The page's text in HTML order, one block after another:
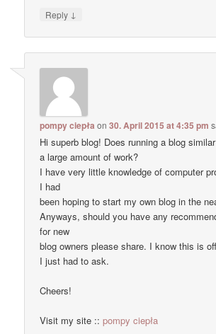
Reply ↓
pompy ciepła on30. April 2015 at 4:35 pm
Hi superb blog! Does running a blog
a large amount of work?
I have very little knowledge of computer
I had
been hoping to start my own blog in the
Anyways, should you have any
for new
blog owners please share. I know this is
I just had to ask.
Cheers!
Visit my site ::pompy ciepła